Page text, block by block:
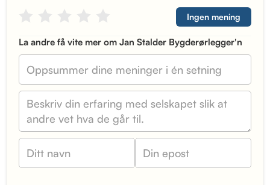
Ingen mening
La andre få vite mer om Jan Stalder Bygderørlegger'n